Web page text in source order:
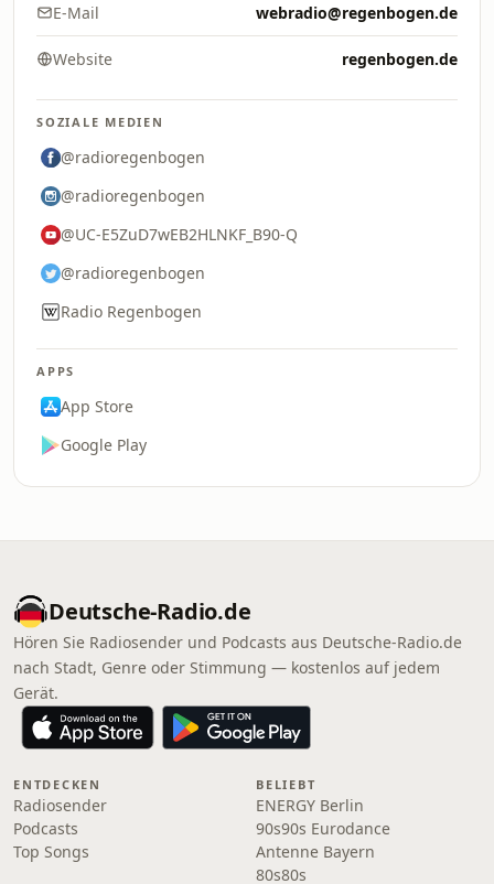
E-Mail webradio@regenbogen.de
Website regenbogen.de
SOZIALE MEDIEN
@radioregenbogen
@radioregenbogen
@UC-E5ZuD7wEB2HLNKF_B90-Q
@radioregenbogen
Radio Regenbogen
APPS
App Store
Google Play
Deutsche-Radio.de
Hören Sie Radiosender und Podcasts aus Deutsche-Radio.de
nach Stadt, Genre oder Stimmung — kostenlos auf jedem
Gerät.
ENTDECKEN
Radiosender
Podcasts
Top Songs
BELIEBT
ENERGY Berlin
90s90s Eurodance
Antenne Bayern
80s80s